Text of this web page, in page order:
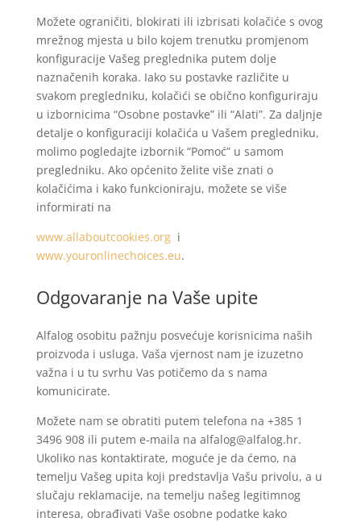
Možete ograničiti, blokirati ili izbrisati kolačiće s ovog
mrežnog mjesta u bilo kojem trenutku promjenom
konfiguracije Vašeg preglednika putem dolje
naznačenih koraka. Iako su postavke različite u
svakom pregledniku, kolačići se obično konfiguriraju
u izbornicima “Osobne postavke” ili “Alati”. Za daljnje
detalje o konfiguraciji kolačića u Vašem pregledniku,
molimo pogledajte izbornik “Pomoć” u samom
pregledniku. Ako općenito želite više znati o
kolačićima i kako funkcioniraju, možete se više
informirati na
www.allaboutcookies.orgi
www.youronlinechoices.eu.
Odgovaranje na Vaše upite
Alfalog osobitu pažnju posvećuje korisnicima naših
proizvoda i usluga. Vaša vjernost nam je izuzetno
važna i u tu svrhu Vas potičemo da s nama
komunicirate.
Možete nam se obratiti putem telefona na +385 1
3496 908 ili putem e-maila na alfalog@alfalog.hr.
Ukoliko nas kontaktirate, moguće je da ćemo, na
temelju Vašeg upita koji predstavlja Vašu privolu, a u
slučaju reklamacije, na temelju našeg legitimnog
interesa, obrađivati Vaše osobne podatke kako